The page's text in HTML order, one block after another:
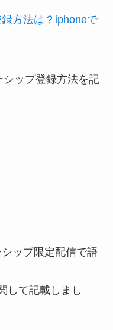
方法は？iphoneで
シップ登録方法を記
ップ限定配信で語
して記載しまし